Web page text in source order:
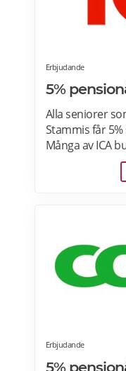
Erbjudande
5%
Alla seniorer
Stammis får
Många av ICA
Stormarknad
Erbjudande
5%